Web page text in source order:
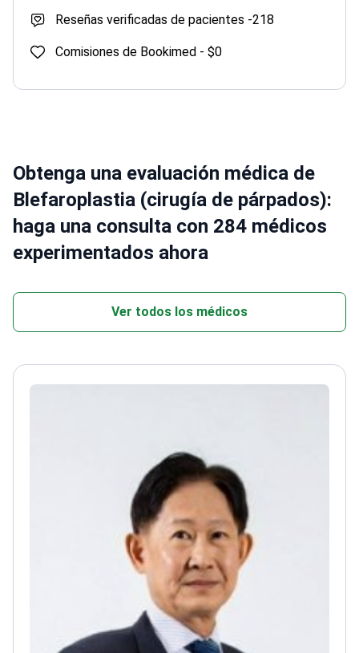
Reseñas verificadas de pacientes -218
Comisiones de Bookimed - $0
Obtenga una evaluación médica de
Blefaroplastia (cirugía de párpados):
haga una consulta con 284 médicos
experimentados ahora
Ver todos los médicos